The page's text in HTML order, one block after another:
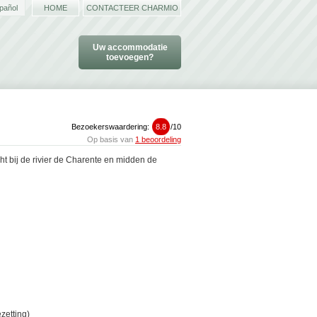
Uw accommodatie
toevoegen?
HOME CONTACTEER CHARMIO
Bezoekerswaardering: 8.8 /10
Op basis van 1 beoordeling
bij de rivier de Charente en midden de